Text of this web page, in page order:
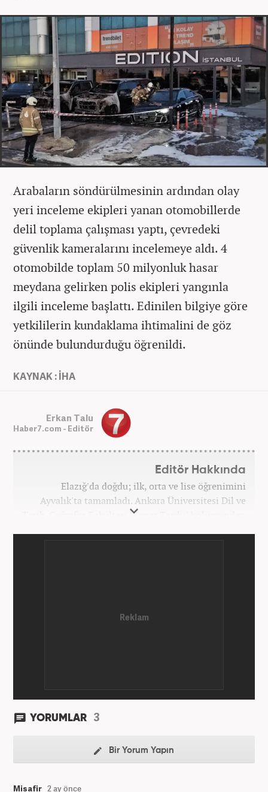
Arabaların söndürülmesinin ardından olay
yeri inceleme ekipleri yanan otomobillerde
delil toplama çalışması yaptı, çevredeki
güvenlik kameralarını incelemeye aldı. 4
otomobilde toplam 50 milyonluk hasar
meydana gelirken polis ekipleri yangınla
ilgili inceleme başlattı. Edinilen bilgiye göre
yetkililerin kundaklama ihtimalini de göz
önünde bulundurduğu öğrenildi.
KAYNAK : İHA
Erkan Talu
Haber7.com - Editör
Editör Hakkında
Elazığ'da doğdu; ilk, orta ve lise öğrenimini
Ayvalık'ta tamamladı. Ankara Üniversitesi Dil ve
Tarih-Coğrafya Fakültesi "Sanat Tarihi" bölümünden
YORUMLAR 3
Bir Yorum Yapın
Misafir 2 ay önce